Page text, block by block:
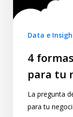
Data e
4
para tu
La pregunta
para tu